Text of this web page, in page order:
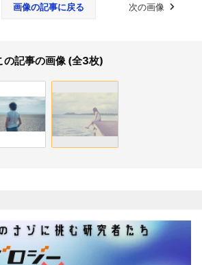
画像の記事に戻る 次の画像
の記事の画像 (全3枚)